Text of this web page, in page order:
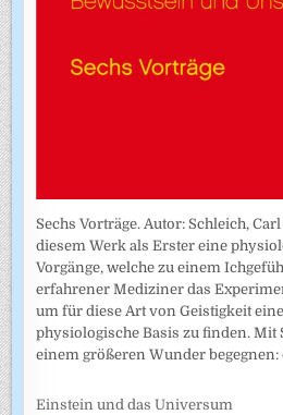
Sechs Vorträge. Autor: Schleich,
diesem Werk als Erster eine
Vorgänge, welche zu einem
erfahrener Mediziner das
um für diese Art von Geistigkeit
physiologische Basis zu finden. Mit
einem größeren Wunder
Einstein und das Universum